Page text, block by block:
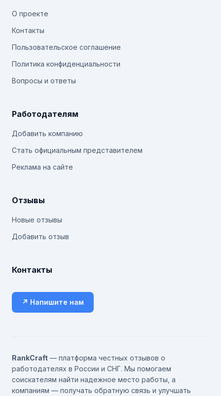
О проекте
Контакты
Пользовательское соглашение
Политика конфиденциальности
Вопросы и ответы
Работодателям
Добавить компанию
Стать официальным представителем
Реклама на сайте
Отзывы
Новые отзывы
Добавить отзыв
Контакты
↗ Напишите нам
RankCraft — платформа честных отзывов о
работодателях в России и СНГ. Мы помогаем
соискателям найти надежное место работы, а
компаниям — получать обратную связь и улучшать